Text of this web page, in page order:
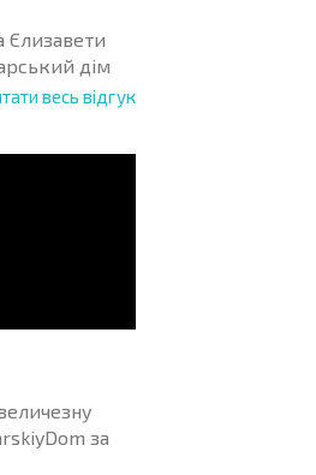
Єлизавети
дім
весь відгук
за